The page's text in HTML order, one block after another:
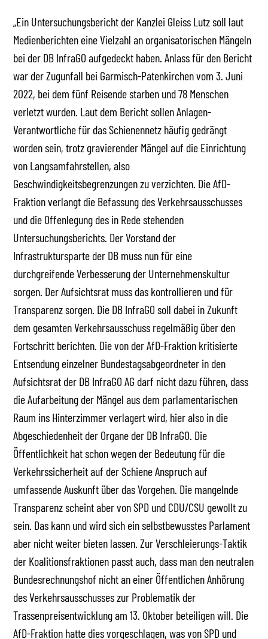
„Ein Untersuchungsbericht der Kanzlei Gleiss Lutz soll laut
Medienberichten eine Vielzahl an organisatorischen Mängeln
bei der DB InfraGO aufgedeckt haben. Anlass für den Bericht
war der Zugunfall bei Garmisch-Patenkirchen vom 3. Juni
2022, bei dem fünf Reisende starben und 78 Menschen
verletzt wurden. Laut dem Bericht sollen Anlagen-
Verantwortliche für das Schienennetz häufig gedrängt
worden sein, trotz gravierender Mängel auf die Einrichtung
von Langsamfahrstellen, also
Geschwindigkeitsbegrenzungen zu verzichten. Die AfD-
Fraktion verlangt die Befassung des Verkehrsausschusses
und die Offenlegung des in Rede stehenden
Untersuchungsberichts. Der Vorstand der
Infrastruktursparte der DB muss nun für eine
durchgreifende Verbesserung der Unternehmenskultur
sorgen. Der Aufsichtsrat muss das kontrollieren und für
Transparenz sorgen. Die DB InfraGO soll dabei in Zukunft
dem gesamten Verkehrsausschuss regelmäßig über den
Fortschritt berichten. Die von der AfD-Fraktion kritisierte
Entsendung einzelner Bundestagsabgeordneter in den
Aufsichtsrat der DB InfraGO AG darf nicht dazu führen, dass
die Aufarbeitung der Mängel aus dem parlamentarischen
Raum ins Hinterzimmer verlagert wird, hier also in die
Abgeschiedenheit der Organe der DB InfraGO. Die
Öffentlichkeit hat schon wegen der Bedeutung für die
Verkehrssicherheit auf der Schiene Anspruch auf
umfassende Auskunft über das Vorgehen. Die mangelnde
Transparenz scheint aber von SPD und CDU/CSU gewollt zu
sein. Das kann und wird sich ein selbstbewusstes Parlament
aber nicht weiter bieten lassen. Zur Verschleierungs-Taktik
der Koalitionsfraktionen passt auch, dass man den neutralen
Bundesrechnungshof nicht an einer Öffentlichen Anhörung
des Verkehrsausschusses zur Problematik der
Trassenpreisentwicklung am 13. Oktober beteiligen will. Die
AfD-Fraktion hatte dies vorgeschlagen, was von SPD und